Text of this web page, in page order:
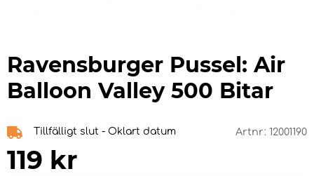
Ravensburger Pussel: Air
Balloon Valley 500 Bitar
Tillfälligt slut - Oklart datum Artnr: 12001190
119 kr